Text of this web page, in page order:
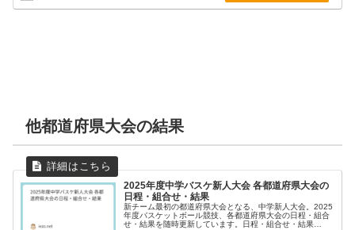
他都道府県大会の結果
2025年度中学バスケ新人大会 各都道府県大会の
日程・組合せ・結果
新チーム最初の都道府県大会となる、中学新人大会。2025
年度バスケットボール競技、各都道府県大会の日程・組合
せ・結果を随時更新しています。日程・組合せ・結果